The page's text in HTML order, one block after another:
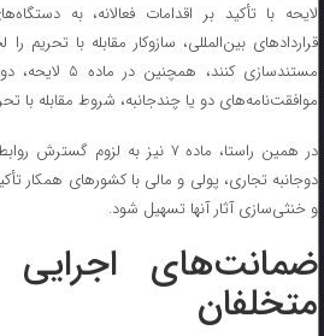
لایحه با تأکید بر اقدامات فعالانه، به
قرارداد‌های بین‌المللی، سازوکار مقابله با تحریم
مستندسازی کنند،
موافقت‌نامه‌های دو یا چندجانبه، شروط مقابله با
در همین راستا، ماده ۷ نیز به لزوم
دوجانبه تجاری، پولی و مالی با کشور‌های همکار
و خنثی‌سازی آثار آنها تسهیل شود.
ضمانت‌های
متخلفان